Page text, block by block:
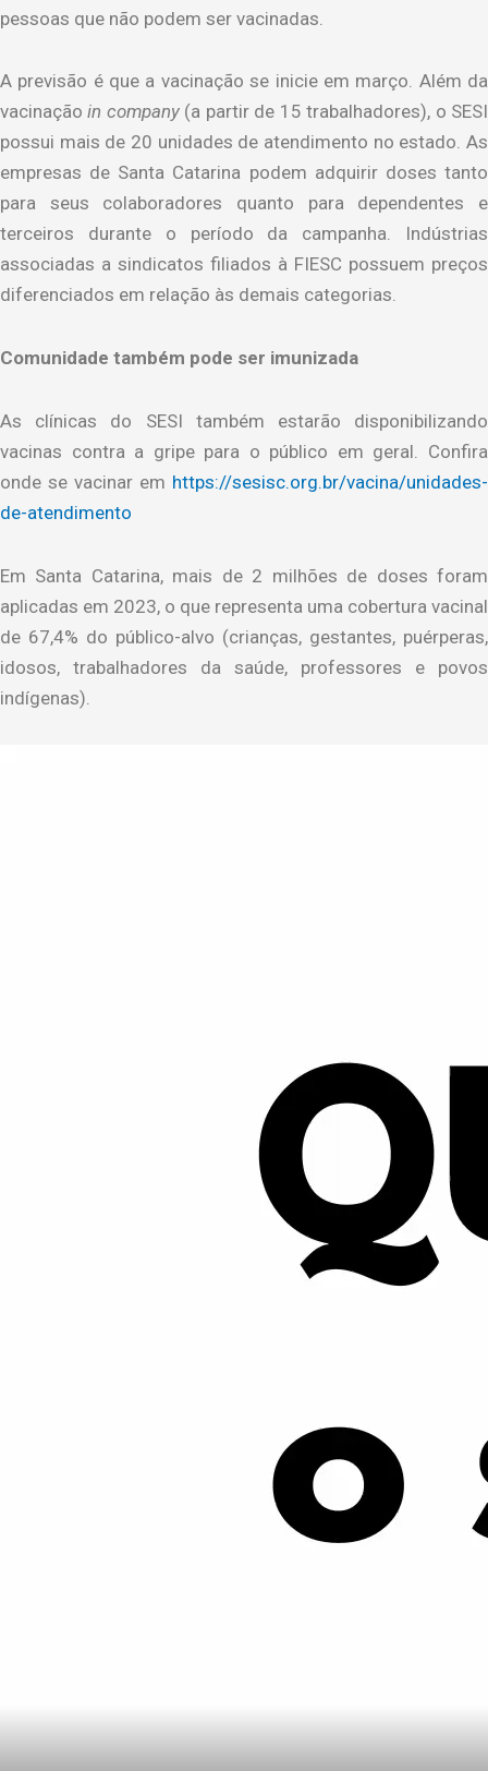
pessoas que não podem ser vacinadas.
A previsão é que a vacinação se inicie em março. Além da
vacinaçãoin company(a partir de 15 trabalhadores), o SESI
possui mais de 20 unidades de atendimento no estado. As
empresas de Santa Catarina podem adquirir doses tanto
para seus colaboradores quanto para dependentes e
terceiros durante o período da campanha. Indústrias
associadas a sindicatos filiados à FIESC possuem preços
diferenciados em relação às demais categorias.
Comunidade também pode ser imunizada
As clínicas do SESI também estarão disponibilizando
vacinas contra a gripe para o público em geral. Confira
onde se vacinar em https://sesisc.org.br/vacina/unidades-
de-atendimento
Em Santa Catarina, mais de 2 milhões de doses foram
aplicadas em 2023, o que representa uma cobertura vacinal
de 67,4% do público-alvo (crianças, gestantes, puérperas,
idosos, trabalhadores da saúde, professores e povos
indígenas).